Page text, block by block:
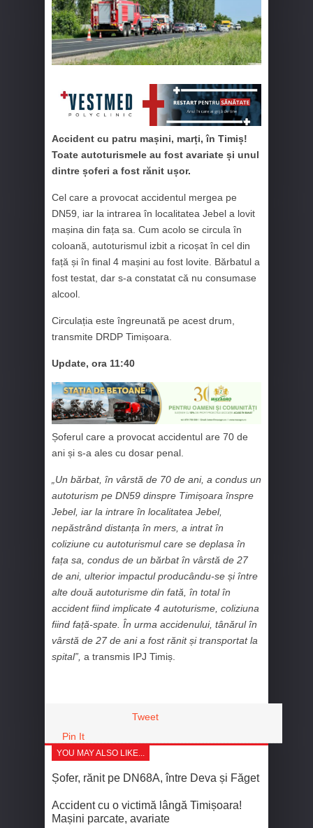
Accident cu patru mașini, marți, în Timiș!
Toate autoturismele au fost avariate și unul
dintre șoferi a fost rănit ușor.
Cel care a provocat accidentul mergea pe
DN59, iar la intrarea în localitatea Jebel a lovit
mașina din fața sa. Cum acolo se circula în
coloană, autoturismul izbit a ricoșat în cel din
față și în final 4 mașini au fost lovite. Bărbatul a
fost testat, dar s-a constatat că nu consumase
alcool.
Circulația este îngreunată pe acest drum,
transmite DRDP Timișoara.
Update, ora 11:40
Șoferul care a provocat accidentul are 70 de
ani și s-a ales cu dosar penal.
„Un bărbat, în vârstă de 70 de ani, a condus un
autoturism pe DN59 dinspre Timișoara înspre
Jebel, iar la intrare în localitatea Jebel,
nepăstrând distanța în mers, a intrat în
coliziune cu autoturismul care se deplasa în
fața sa, condus de un bărbat în vârstă de 27
de ani, ulterior impactul producându-se și între
alte două autoturisme din fată, în total în
accident fiind implicate 4 autoturisme, coliziuna
fiind față-spate. În urma accidenului, tânărul în
vârstă de 27 de ani a fost rănit și transportat la
spital”, a transmis IPJ Timiș.
Tweet
Pin It
YOU MAY ALSO LIKE...
Șofer, rănit pe DN68A, între Deva și Făget
Accident cu o victimă lângă Timișoara!
Mașini parcate, avariate